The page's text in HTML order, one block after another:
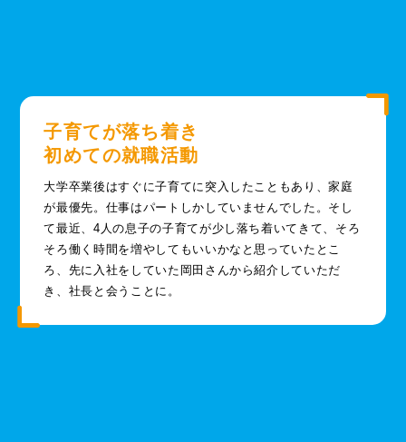
子育てが落ち着き
初めての就職活動
大学卒業後はすぐに子育てに突入したこともあり、家庭
が最優先。仕事はパートしかしていませんでした。そし
て最近、4人の息子の子育てが少し落ち着いてきて、そろ
そろ働く時間を増やしてもいいかなと思っていたとこ
ろ、先に入社をしていた岡田さんから紹介していただ
き、社長と会うことに。